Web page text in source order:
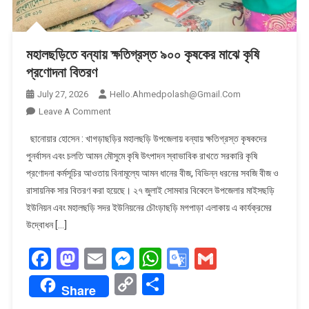
মহালছড়িতে বন্যায় ক্ষতিগ্রস্ত ৯০০ কৃষকের মাঝে কৃষি
প্রণোদনা বিতরণ
July 27, 2026
Hello.ahmedpolash@gmail.com
Leave A CommentOn
বন্যায়
ক্ষতিগ্রস্ত
৯০০
কৃষকের
মাঝে
বিতরণ
ছানোয়ার হোসেন : খাগড়াছড়ির মহালছড়ি উপজেলায় বন্যায় ক্ষতিগ্রস্ত কৃষকদের
পুনর্বাসন এবং চলতি আমন মৌসুমে কৃষি উৎপাদন স্বাভাবিক রাখতে সরকারি কৃষি
প্রণোদনা কর্মসূচির আওতায় বিনামূল্যে আমন ধানের বীজ, বিভিন্ন ধরনের সবজি বীজ ও
রাসায়নিক সার বিতরণ করা হয়েছে। ২৭ জুলাই সোমবার বিকেলে উপজেলার মাইসছড়ি
ইউনিয়ন এবং মহালছড়ি সদর ইউনিয়নের চৌংড়াছড়ি মগপাড়া এলাকায় এ কার্যক্রমের
উদ্বোধন […]
Facebook
Mastodon
EmailMessenger
WhatsApp
Google
Share
Copy